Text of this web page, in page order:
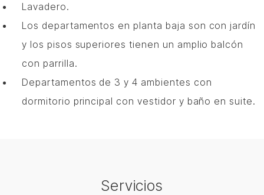
Lavadero.
Los departamentos en planta baja son con jardín
y los pisos superiores tienen un amplio balcón
con parrilla.
Departamentos de 3 y 4 ambientes con
dormitorio principal con vestidor y baño en suite.
Servicios